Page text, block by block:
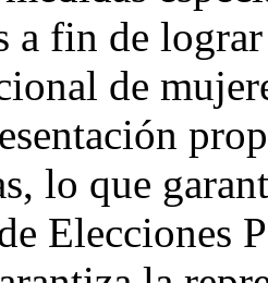
a fin de
de
lo que
Elecciones